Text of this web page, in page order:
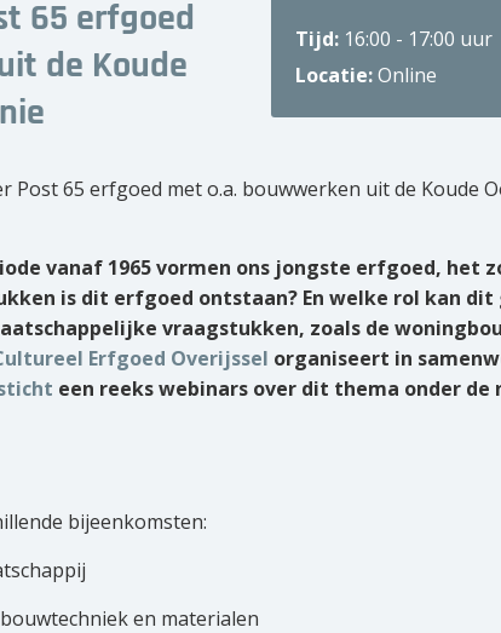
65 erfgoed
de Koude
Tijd: 16:00 - 17:00 uur
Locatie:Online
Post 65 erfgoed met o.a. bouwwerken uit de Koude
vanaf 1965 vormen ons jongste erfgoed, het
is dit erfgoed ontstaan? En welke rol kan dit
vraagstukken, zoals de
Erfgoed Overijssel organiseert in
een reeks webinars over dit thema onder de
bijeenkomsten:
bouwtechniek en materialen